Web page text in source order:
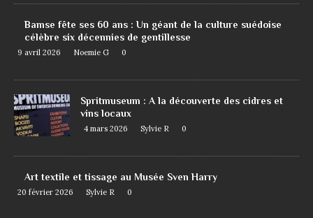
Bamse fête ses 60 ans : Un géant de la culture suédoise
célèbre six décennies de gentillesse
9 avril 2026 Noemie G 0
Spritmuseum : A la découverte des cidres et
vins locaux
4 mars 2026 Sylvie R 0
Art textile et tissage au Musée Sven Harry
20 février 2026 Sylvie R 0